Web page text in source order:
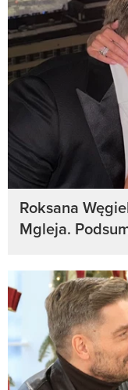
Roksana
Mgleja.